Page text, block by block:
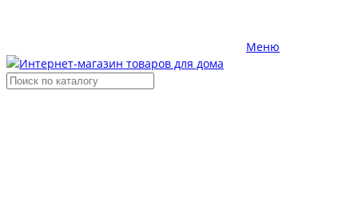
Меню